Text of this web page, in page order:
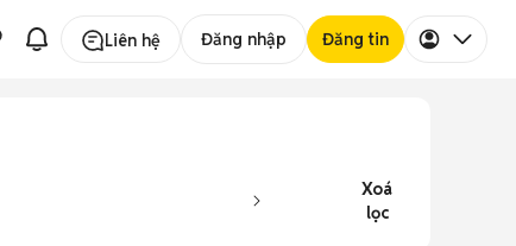
Liên hệ Đăng nhập Đăng tin
Xoá
lọc